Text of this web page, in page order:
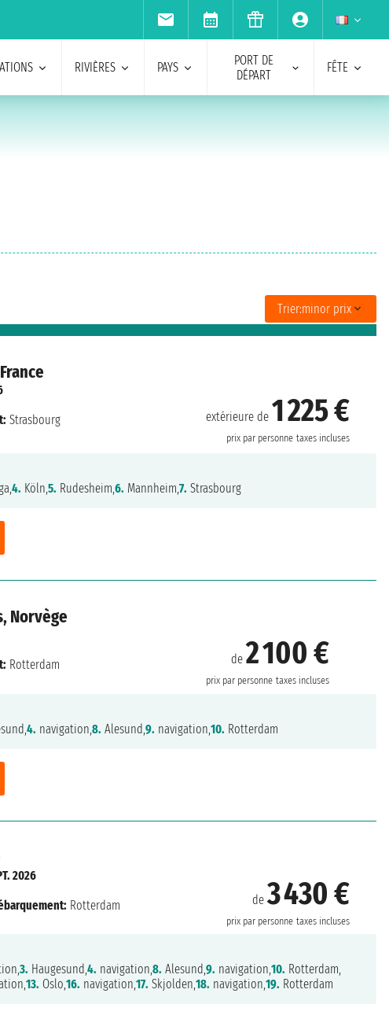
RIVIÈRES PAYS
PORT DE
DÉPART
FÊTE
Trier:minor prix
extérieure de 1 225 €
prix par personne taxes incluses
Strasbourg
4. Köln,5. Rudesheim,6. Mannheim,7. Strasbourg
Norvège
de2 100 €
prix par personne taxes incluses
Rotterdam
4. navigation,8. Alesund,9. navigation,10. Rotterdam
de3 430 €
prix par personne taxes incluses
2026
Rotterdam
3. Haugesund,4. navigation,8. Alesund,9. navigation,10. Rotterdam,
13. Oslo,16. navigation,17. Skjolden,18. navigation,19. Rotterdam